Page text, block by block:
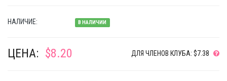
НАЛИЧИЕ: В НАЛИЧИИ
ЦЕНА: $8.20 ДЛЯ ЧЛЕНОВ КЛУБА: $7.38